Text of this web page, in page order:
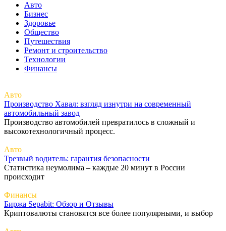
Авто
Бизнес
Здоровье
Общество
Путешествия
Ремонт и строительство
Технологии
Финансы
Авто
Производство Хавал: взгляд изнутри на современный
автомобильный завод
Производство автомобилей превратилось в сложный и
высокотехнологичный процесс.
Авто
Трезвый водитель: гарантия безопасности
Статистика неумолима – каждые 20 минут в России
происходит
Финансы
Биржа Sepabit: Обзор и Отзывы
Криптовалюты становятся все более популярными, и выбор